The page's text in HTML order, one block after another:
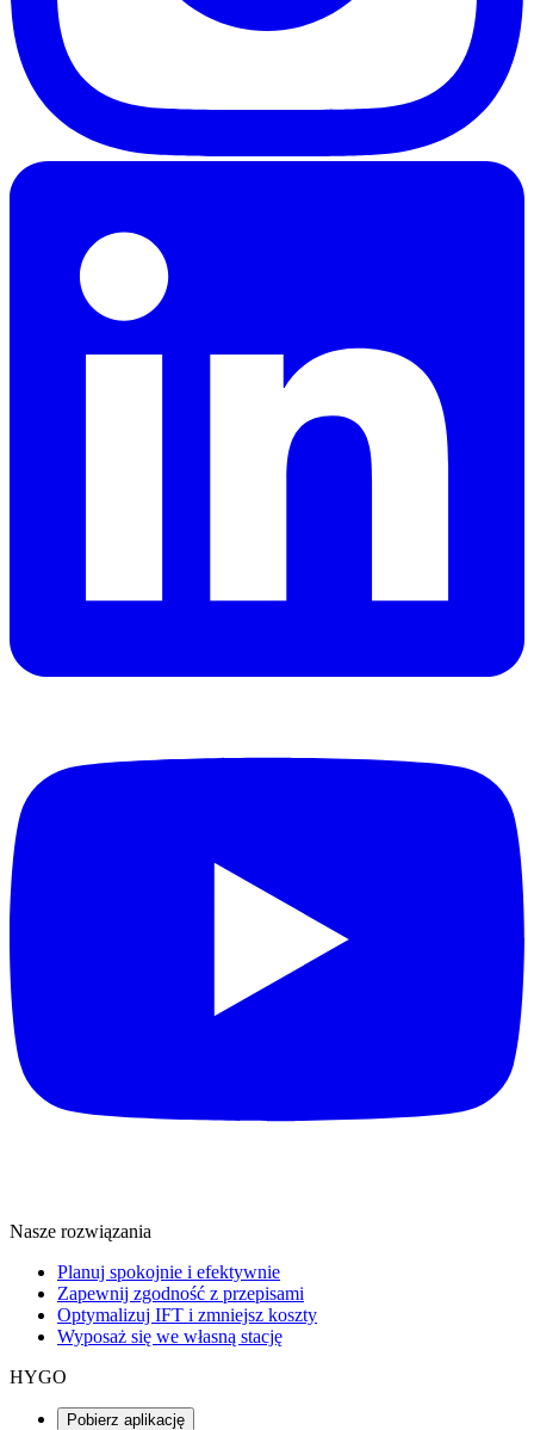
Nasze rozwiązania
Planuj spokojnie i efektywnie
Zapewnij zgodność z przepisami
Optymalizuj IFT i zmniejsz koszty
Wyposaż się we własną stację
HYGO
Pobierz aplikację